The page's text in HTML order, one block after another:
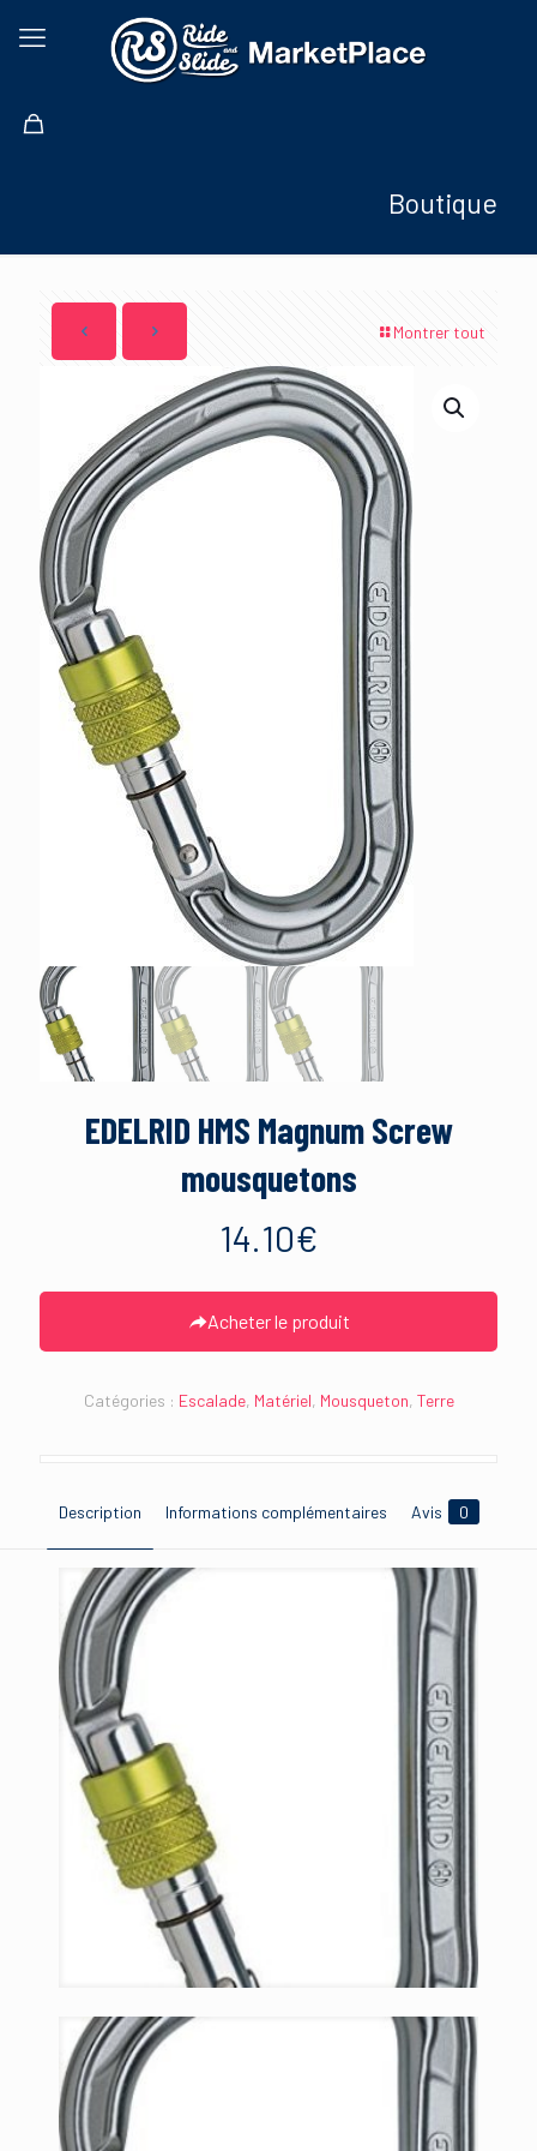
Boutique
Montrer tout
EDELRID HMS Magnum Screw
mousquetons
14.10€
Acheter le produit
Catégories : Escalade, Matériel, Mousqueton, Terre
Description Informations complémentaires Avis 0